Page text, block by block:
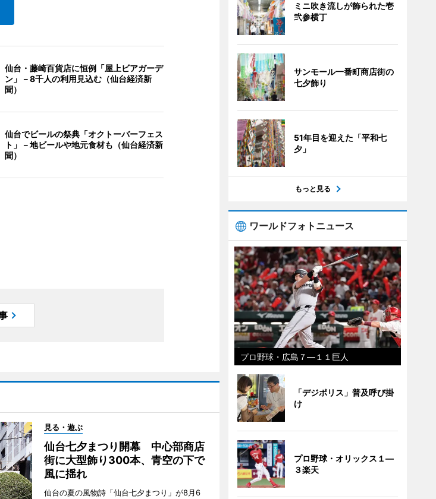
仙台・藤崎百貨店に恒例「屋上ビアガーデ
ン」－8千人の利用見込む（仙台経済新
聞）
仙台でビールの祭典「オクトーバーフェス
ト」－地ビールや地元食材も（仙台経済新
聞）
見る・遊ぶ
仙台七夕まつり開幕 中心部商店
街に大型飾り300本、青空の下で
風に揺れ
仙台の夏の風物詩「仙台七夕まつり」が8月6
ミニ吹き流しが飾られた壱
弐参横丁
サンモール一番町商店街の
七夕飾り
51年目を迎えた「平和七
夕」
もっと見る
ワールドフォトニュース
プロ野球・広島７―１１巨人
「デジポリス」普及呼び掛
け
プロ野球・オリックス１―
３楽天